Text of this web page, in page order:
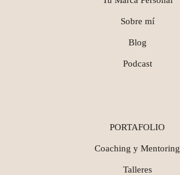
Sobre mí
Blog
Podcast
PORTAFOLIO
Coaching y Mentoring
Talleres